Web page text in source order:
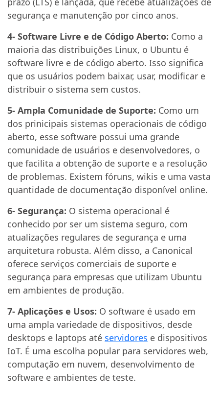
segurança e manutenção por cinco anos.
4- Software Livre e de Código Aberto: Como a
maioria das distribuições Linux, o Ubuntu é
software livre e de código aberto. Isso significa
que os usuários podem baixar, usar, modificar e
distribuir o sistema sem custos.
5- Ampla Comunidade de Suporte: Como um
dos prinicipais sistemas operacionais de código
aberto, esse software possui uma grande
comunidade de usuários e desenvolvedores, o
que facilita a obtenção de suporte e a resolução
de problemas. Existem fóruns, wikis e uma vasta
quantidade de documentação disponível online.
6- Segurança: O sistema operacional é
conhecido por ser um sistema seguro, com
atualizações regulares de segurança e uma
arquitetura robusta. Além disso, a Canonical
oferece serviços comerciais de suporte e
segurança para empresas que utilizam Ubuntu
em ambientes de produção.
7- Aplicações e Usos: O software é usado em
uma ampla variedade de dispositivos, desde
desktops e laptops até servidores e dispositivos
IoT. É uma escolha popular para servidores web,
computação em nuvem, desenvolvimento de
software e ambientes de teste.